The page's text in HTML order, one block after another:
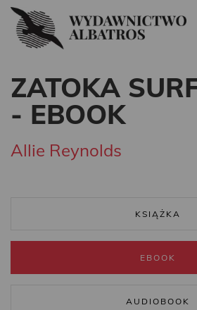
ZATOKA
- EBOOK
Allie Reynolds
KSIĄŻKA
EBOOK
AUDIOBOOK